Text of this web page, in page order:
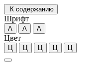
К содержанию
Шрифт
А А А
Цвет
Ц Ц Ц Ц Ц